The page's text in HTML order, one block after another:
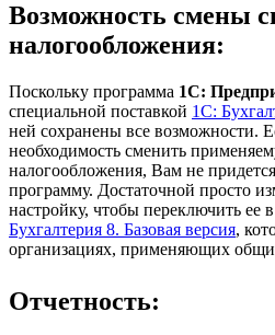
Возможность смены
налогообложения:
Поскольку программа 1С:
специальной поставкой 1С:
ней сохранены все возможности.
необходимость сменить
налогообложения, Вам не
программу. Достаточной просто
настройку, чтобы переключить ее
Бухгалтерия 8. Базовая версия,
организациях, применяющих
Отчетность: